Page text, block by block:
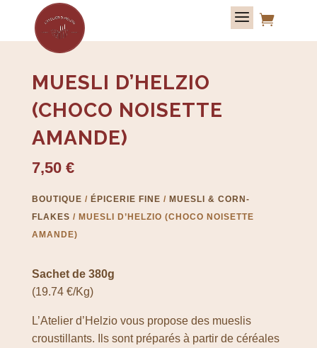

MUESLI D’HELZIO
(CHOCO NOISETTE
AMANDE)
7,50 €
BOUTIQUE / ÉPICERIE FINE / MUESLI & CORN-
FLAKES / MUESLI D’HELZIO (CHOCO NOISETTE
AMANDE)
Sachet de 380g
(19.74 €/Kg)
L’Atelier d’Helzio vous propose des mueslis
croustillants. Ils sont préparés à partir de céréales